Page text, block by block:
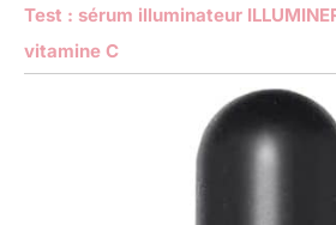
Test : sérum illuminateur
vitamine C